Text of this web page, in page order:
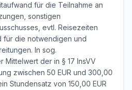
für die Teilnahme an
sonstigen
evtl. Reisezeiten
für die notwendigen und
In sog.
Mittelwert der in § 17 InsVV
zwischen 50 EUR und 300,00
Stundensatz von 150,00 EUR